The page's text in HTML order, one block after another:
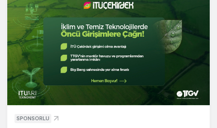
SPONSORLU